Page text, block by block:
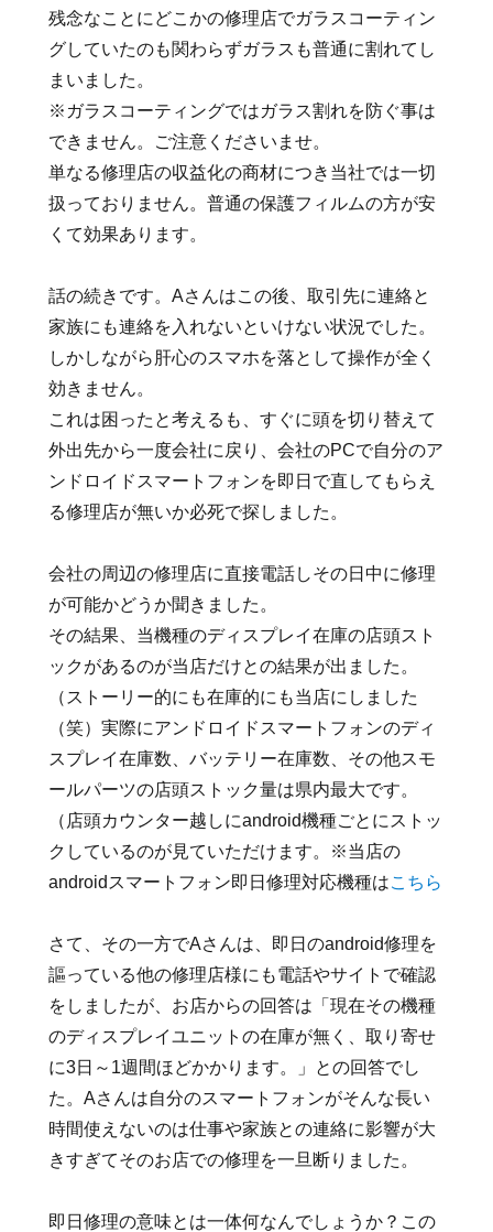
残念なことにどこかの修理店でガラスコーティン
グしていたのも関わらずガラスも普通に割れてし
まいました。
※ガラスコーティングではガラス割れを防ぐ事は
できません。ご注意くださいませ。
単なる修理店の収益化の商材につき当社では一切
扱っておりません。普通の保護フィルムの方が安
くて効果あります。
話の続きです。Aさんはこの後、取引先に連絡と
家族にも連絡を入れないといけない状況でした。
しかしながら肝心のスマホを落として操作が全く
効きません。
これは困ったと考えるも、すぐに頭を切り替えて
外出先から一度会社に戻り、会社のPCで自分のア
ンドロイドスマートフォンを即日で直してもらえ
る修理店が無いか必死で探しました。
会社の周辺の修理店に直接電話しその日中に修理
が可能かどうか聞きました。
その結果、当機種のディスプレイ在庫の店頭スト
ックがあるのが当店だけとの結果が出ました。
（ストーリー的にも在庫的にも当店にしました
（笑）実際にアンドロイドスマートフォンのディ
スプレイ在庫数、バッテリー在庫数、その他スモ
ールパーツの店頭ストック量は県内最大です。
（店頭カウンター越しにandroid機種ごとにストッ
クしているのが見ていただけます。※当店の
androidスマートフォン即日修理対応機種はこちら
さて、その一方でAさんは、即日のandroid修理を
謳っている他の修理店様にも電話やサイトで確認
をしましたが、お店からの回答は「現在その機種
のディスプレイユニットの在庫が無く、取り寄せ
に3日～1週間ほどかかります。」との回答でし
た。Aさんは自分のスマートフォンがそんな長い
時間使えないのは仕事や家族との連絡に影響が大
きすぎてそのお店での修理を一旦断りました。
即日修理の意味とは一体何なんでしょうか？この